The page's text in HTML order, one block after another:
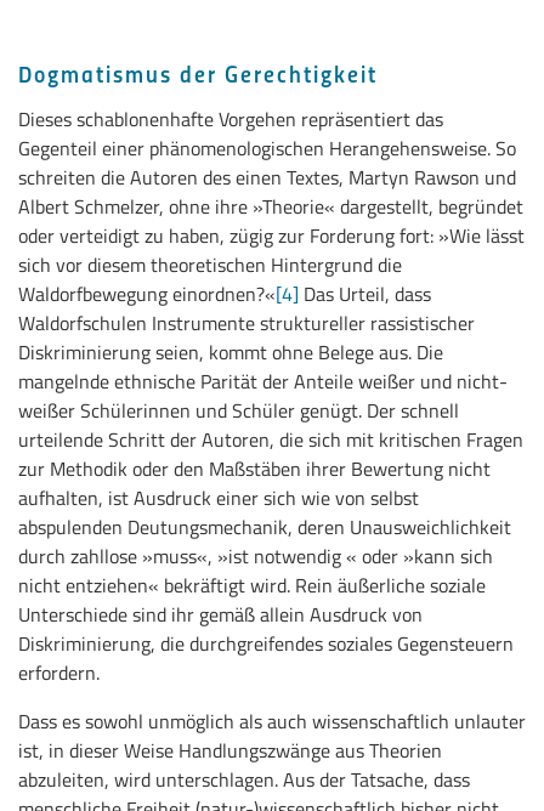
Dogmatismus der Gerechtigkeit
Dieses schablonenhafte Vorgehen repräsentiert das
Gegenteil einer phänomenologischen Herangehensweise. So
schreiten die Autoren des einen Textes, Martyn Rawson und
Albert Schmelzer, ohne ihre »Theorie« dargestellt, begründet
oder verteidigt zu haben, zügig zur Forderung fort: »Wie lässt
sich vor diesem theoretischen Hintergrund die
Waldorfbewegung einordnen?«[4] Das Urteil, dass
Waldorfschulen Instrumente struktureller rassistischer
Diskriminierung seien, kommt ohne Belege aus. Die
mangelnde ethnische Parität der Anteile weißer und nicht-
weißer Schülerinnen und Schüler genügt. Der schnell
urteilende Schritt der Autoren, die sich mit kritischen Fragen
zur Methodik oder den Maßstäben ihrer Bewertung nicht
aufhalten, ist Ausdruck einer sich wie von selbst
abspulenden Deutungsmechanik, deren Unausweichlichkeit
durch zahllose »muss«, »ist notwendig « oder »kann sich
nicht entziehen« bekräftigt wird. Rein äußerliche soziale
Unterschiede sind ihr gemäß allein Ausdruck von
Diskriminierung, die durchgreifendes soziales Gegensteuern
erfordern.
Dass es sowohl unmöglich als auch wissenschaftlich unlauter
ist, in dieser Weise Handlungszwänge aus Theorien
abzuleiten, wird unterschlagen. Aus der Tatsache, dass